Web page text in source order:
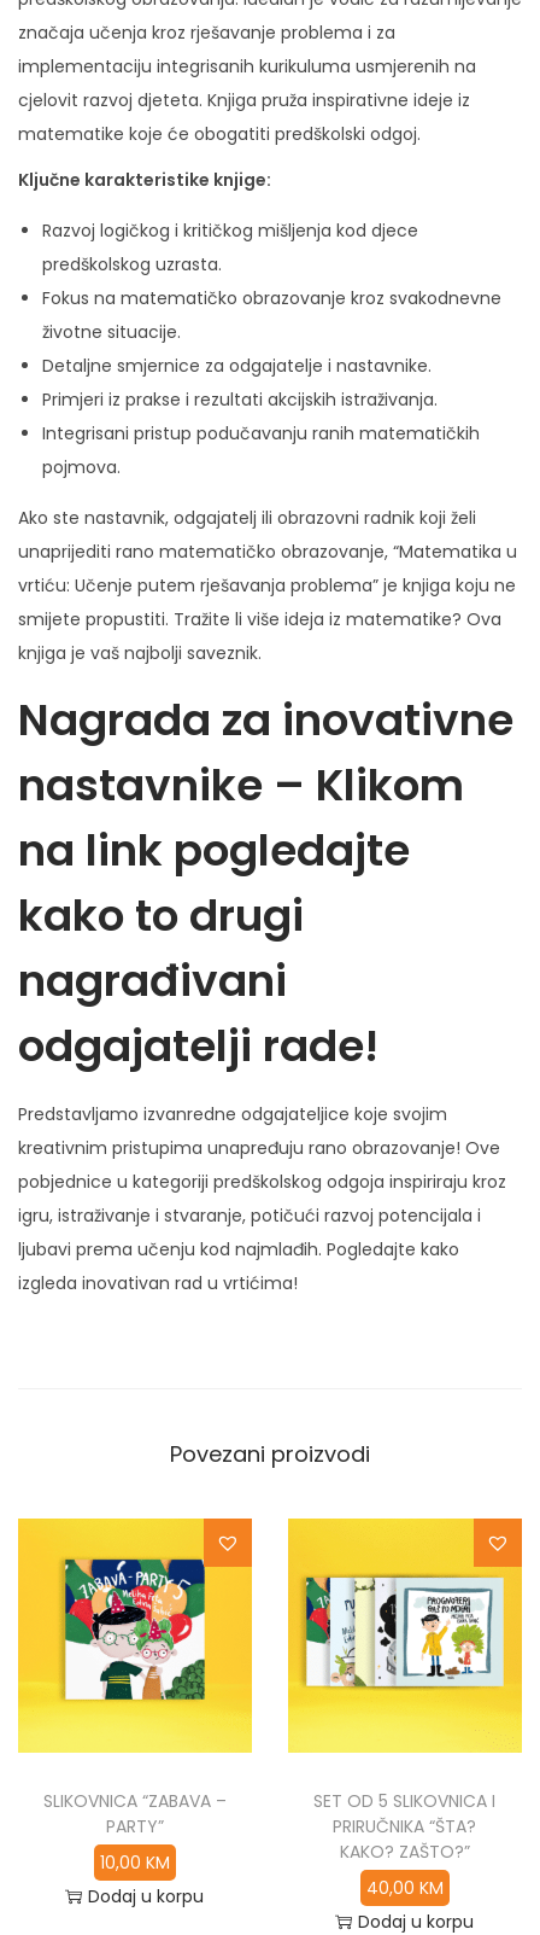
značaja učenja kroz rješavanje problema i za
implementaciju integrisanih kurikuluma usmjerenih na
cjelovit razvoj djeteta. Knjiga pruža inspirativne ideje iz
matematike koje će obogatiti predškolski odgoj.
Ključne karakteristike knjige:
Razvoj logičkog i kritičkog mišljenja kod djece
predškolskog uzrasta.
Fokus na matematičko obrazovanje kroz svakodnevne
životne situacije.
Detaljne smjernice za odgajatelje i nastavnike.
Primjeri iz prakse i rezultati akcijskih istraživanja.
Integrisani pristup podučavanju ranih matematičkih
pojmova.
Ako ste nastavnik, odgajatelj ili obrazovni radnik koji želi
unaprijediti rano matematičko obrazovanje, “Matematika u
vrtiću: Učenje putem rješavanja problema” je knjiga koju ne
smijete propustiti. Tražite li više ideja iz matematike? Ova
knjiga je vaš najbolji saveznik.
Nagrada za inovativne
nastavnike – Klikom
na link pogledajte
kako to drugi
nagrađivani
odgajatelji rade!
Predstavljamo izvanredne odgajateljice koje svojim
kreativnim pristupima unapređuju rano obrazovanje! Ove
pobjednice u kategoriji predškolskog odgoja inspiriraju kroz
igru, istraživanje i stvaranje, potičući razvoj potencijala i
ljubavi prema učenju kod najmlađih. Pogledajte kako
izgleda inovativan rad u vrtićima!
Povezani proizvodi
SLIKOVNICA “ZABAVA –
PARTY”
10,00 KM
Dodaj u korpu
SET OD 5 SLIKOVNICA I
PRIRUČNIKA “ŠTA?
KAKO? ZAŠTO?”
40,00 KM
Dodaj u korpu